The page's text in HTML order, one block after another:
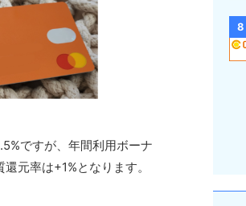
ですが、年間利用ボーナ
元率は+1%となります。
8